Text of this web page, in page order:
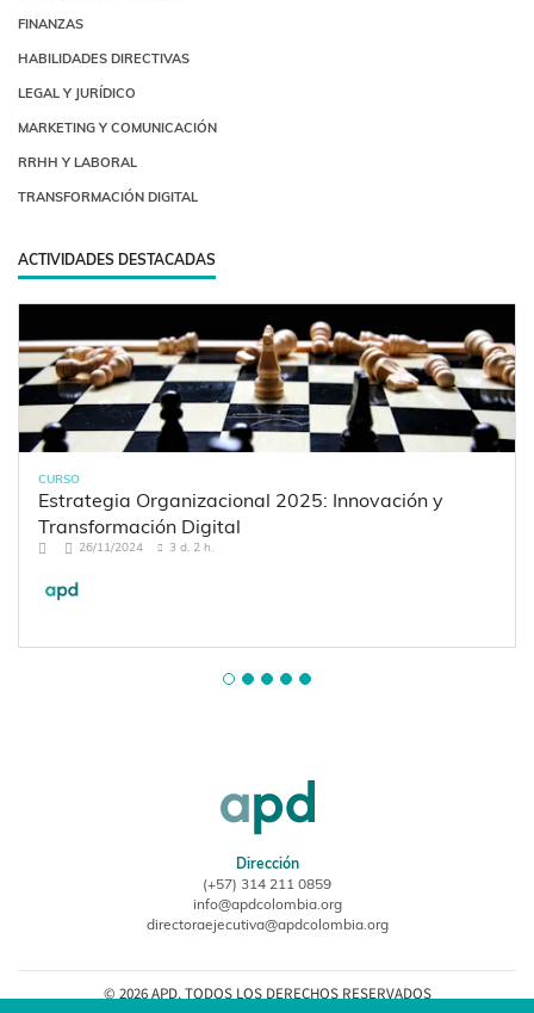
FINANZAS
HABILIDADES DIRECTIVAS
LEGAL Y JURÍDICO
MARKETING Y COMUNICACIÓN
RRHH Y LABORAL
TRANSFORMACIÓN DIGITAL
ACTIVIDADES DESTACADAS
CURSO
Estrategia Organizacional 2025: Innovación y
Transformación Digital
26/11/2024 3 d. 2 h.
Dirección
(+57) 314 211 0859
info@apdcolombia.org
directoraejecutiva@apdcolombia.org
© 2026 APD. TODOS LOS DERECHOS RESERVADOS